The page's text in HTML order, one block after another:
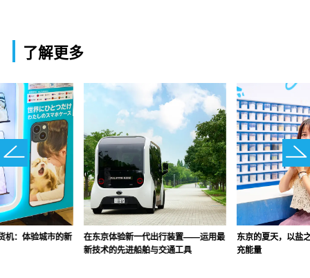
了解更多
机：体验城市的新
在东京体验新一代出行装置——运用最
新技术的先进船舶与交通工具
东京的夏天，以盐
充能量